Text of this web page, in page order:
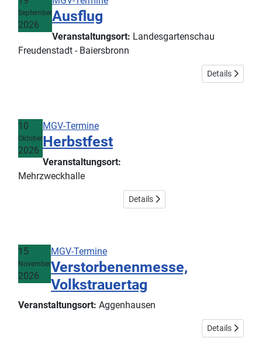
September
2026
Ausflug
Veranstaltungsort: Landesgartenschau
Freudenstadt - Baiersbronn
Details
10
Oktober
2026
MGV-Termine
Herbstfest
Veranstaltungsort:
Mehrzweckhalle
Details
15
November
2026
MGV-Termine
Verstorbenenmesse,
Volkstrauertag
Veranstaltungsort: Aggenhausen
Details